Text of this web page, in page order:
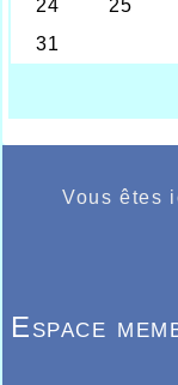
septembre se
bien nommé
Encore une
Halluinoise
Arnaud
62kms qui
Thierry Breuil
derrière Franck
Vous êtes
Espace